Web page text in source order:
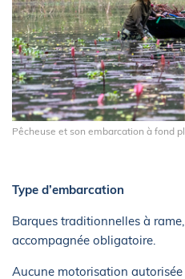
Pêcheuse et son embarcation à fond
Type d’embarcation
Barques traditionnelles à
accompagnée obligatoire.
Aucune motorisation